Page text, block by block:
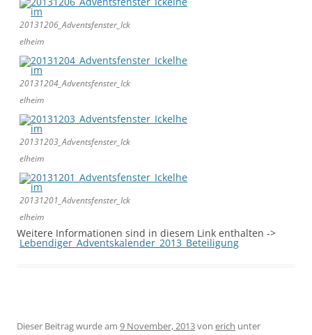
20131206_Adventsfenster_Ick
elheim
20131204_Adventsfenster_Ick
elheim
20131203_Adventsfenster_Ick
elheim
20131201_Adventsfenster_Ick
elheim
Weitere Informationen sind in diesem Link enthalten ->
Lebendiger_Adventskalender_2013_Beteiligung
Dieser Beitrag wurde am 9 November, 2013von erich unter